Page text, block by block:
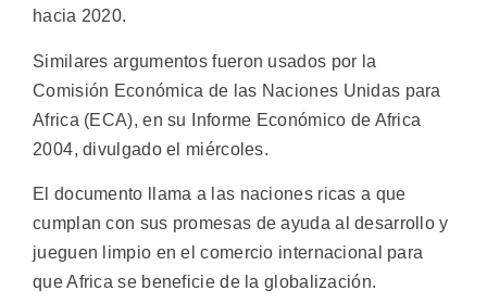
hacia 2020.
Similares argumentos fueron usados por la
Comisión Económica de las Naciones Unidas para
Africa (ECA), en su Informe Económico de Africa
2004, divulgado el miércoles.
El documento llama a las naciones ricas a que
cumplan con sus promesas de ayuda al desarrollo y
jueguen limpio en el comercio internacional para
que Africa se beneficie de la globalización.